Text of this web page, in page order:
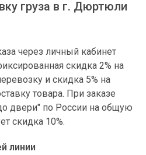
груза в г. Дюртюли
через личный кабинет
скидка 2% на
и скидка 5% на
товара. При заказе
двери" по России на общую
скидка 10%.
линии